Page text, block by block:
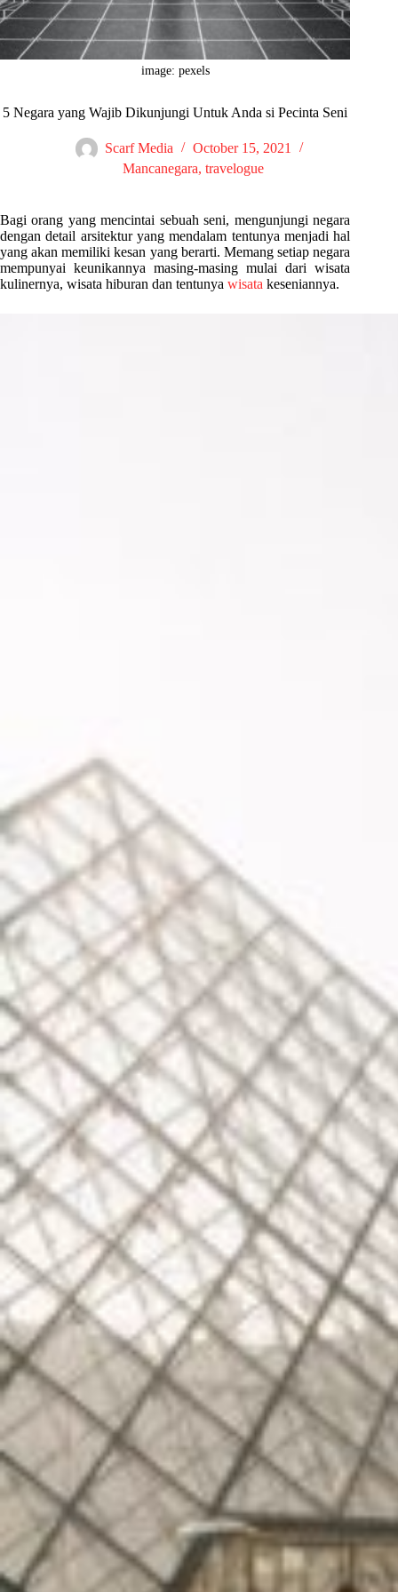
image: pexels
5 Negara yang Wajib Dikunjungi Untuk Anda si Pecinta Seni
Scarf Media
October 15, 2021
Mancanegara, travelogue
Bagi orang yang mencintai sebuah seni, mengunjungi negara
dengan detail arsitektur yang mendalam tentunya menjadi hal
yang akan memiliki kesan yang berarti. Memang setiap negara
mempunyai keunikannya masing-masing mulai dari wisata
kulinernya, wisata hiburan dan tentunya wisata keseniannya.